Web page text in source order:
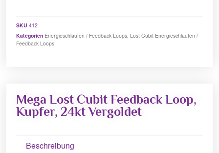
SKU412
Kategorien Energieschlaufen / Feedback Loops,Lost Cubit Energieschlaufen /
Feedback Loops
Mega Lost Cubit Feedback Loop,
Kupfer, 24kt Vergoldet
Beschreibung